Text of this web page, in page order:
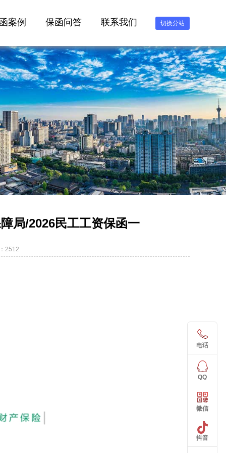
切换分站
案例 保函问答 联系我们
局/2026民工工资保函一
2512
电话
QQ
微信
抖音